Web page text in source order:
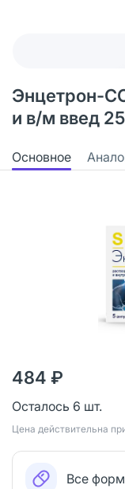
Энцетрон-
и в/м введ
Основное
484 ₽
Осталось 6 шт.
Цена действительна
Все